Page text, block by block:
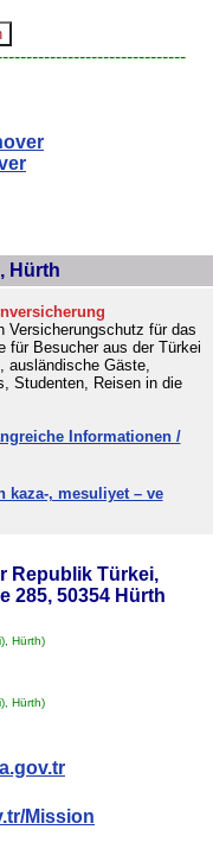
Hürth
Versicherungschutz für das
für Besucher aus der Türkei
ausländische Gäste,
Studenten, Reisen in die
Informationen /
kaza-, mesuliyet – ve
Republik Türkei,
285, 50354 Hürth
Hürth)
Hürth)
Mission